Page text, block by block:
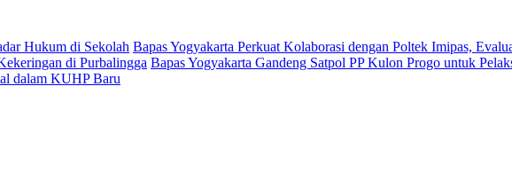
Hukum di Sekolah Bapas Yogyakarta Perkuat Kolaborasi dengan Poltek Imipas,
di Purbalingga Bapas Yogyakarta Gandeng Satpol PP Kulon Progo untuk
dalam KUHP Baru